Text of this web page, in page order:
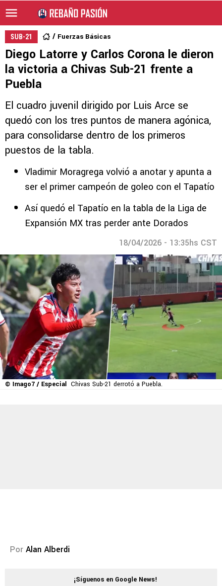
SUB-21 Fuerzas Básicas
Diego Latorre y Carlos Corona le dieron
la victoria a Chivas Sub-21 frente a
Puebla
El cuadro juvenil dirigido por Luis Arce se
quedó con los tres puntos de manera agónica,
para consolidarse dentro de los primeros
puestos de la tabla.
Vladimir Moragrega volvió a anotar y apunta a
ser el primer campeón de goleo con el Tapatío
Así quedó el Tapatío en la tabla de la Liga de
Expansión MX tras perder ante Dorados
18/04/2026 - 13:35hs CST
© Imago7 / Especial Chivas Sub-21 derrotó a Puebla.
Por Alan Alberdi
¡Síguenos en Google News!